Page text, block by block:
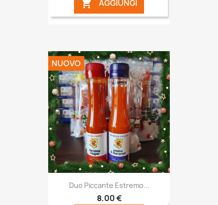
 AGGIUNGI
Duo Piccante Estremo...
8,00 €
NUOVO